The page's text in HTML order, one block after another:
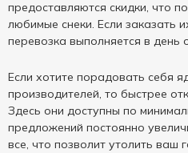
предоставляются скидки, что
любимые снеки. Если заказать
перевозка выполняется в день
Если хотите порадовать себя
производителей, то быстрее
Здесь они доступны по
предложений постоянно
все, что позволит утолить ваш